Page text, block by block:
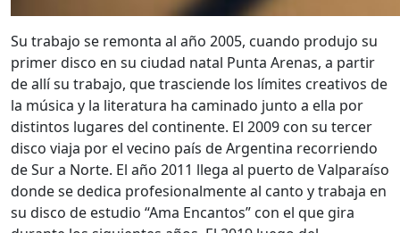
Su trabajo se remonta al año 2005, cuando produjo su
primer disco en su ciudad natal Punta Arenas, a partir
de allí su trabajo, que trasciende los límites creativos de
la música y la literatura ha caminado junto a ella por
distintos lugares del continente. El 2009 con su tercer
disco viaja por el vecino país de Argentina recorriendo
de Sur a Norte. El año 2011 llega al puerto de Valparaíso
donde se dedica profesionalmente al canto y trabaja en
su disco de estudio “Ama Encantos” con el que gira